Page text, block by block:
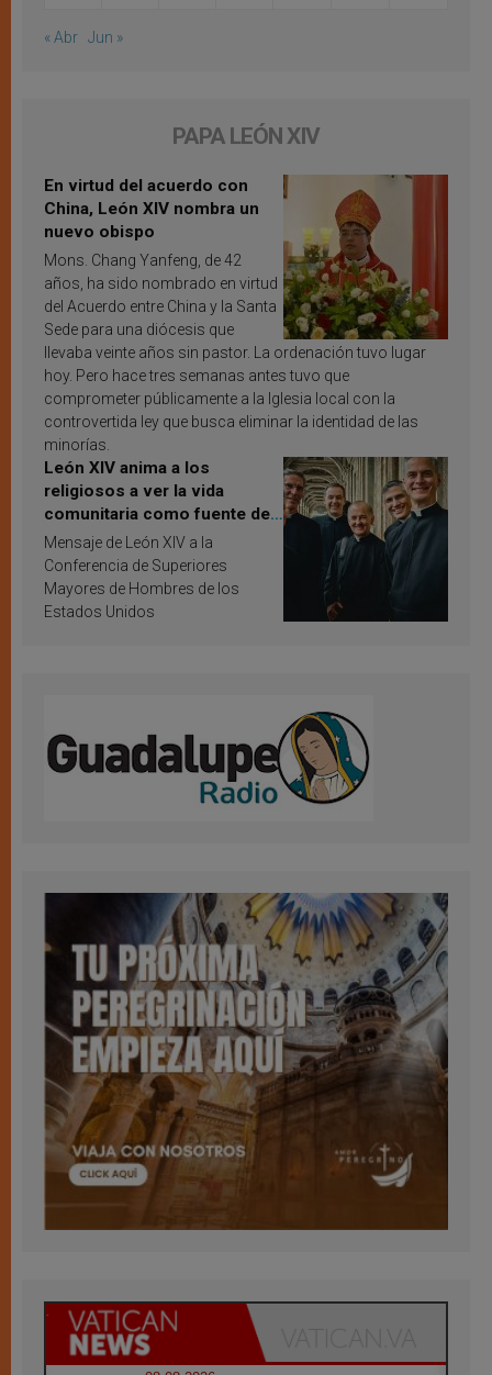
« Abr Jun »
PAPA LEÓN XIV
En virtud del acuerdo con
China, León XIV nombra un
nuevo obispo
Mons. Chang Yanfeng, de 42
años, ha sido nombrado en virtud
del Acuerdo entre China y la Santa
Sede para una diócesis que
llevaba veinte años sin pastor. La ordenación tuvo lugar
hoy. Pero hace tres semanas antes tuvo que
comprometer públicamente a la Iglesia local con la
controvertida ley que busca eliminar la identidad de las
minorías.
León XIV anima a los
religiosos a ver la vida
comunitaria como fuente de
inspiración y santificación
Mensaje de León XIV a la
Conferencia de Superiores
Mayores de Hombres de los
Estados Unidos